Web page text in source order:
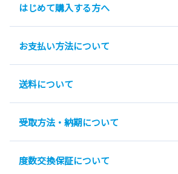
はじめて購入する方へ
お支払い方法について
送料について
受取方法・納期について
度数交換保証について